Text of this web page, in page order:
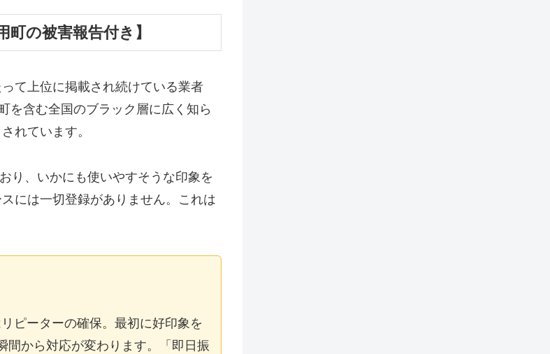
の被害報告付き】
て上位に掲載され続けている業者
を含む全国のブラック層に広く知ら
れています。
り、いかにも使いやすそうな印象を
には一切登録がありません。これは
ピーターの確保。最初に好印象を
間から対応が変わります。「即日振